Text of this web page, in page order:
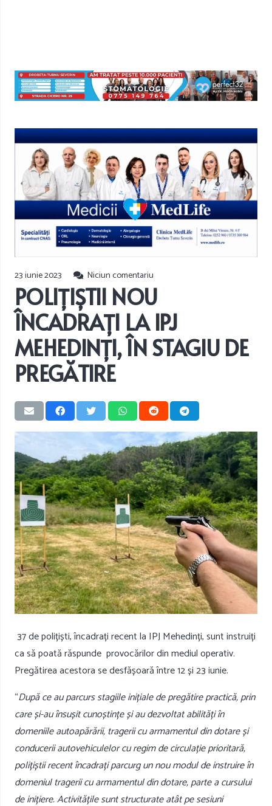
23 iunie 2023 Niciun comentariu
POLIȚIȘTII NOU
ÎNCADRAȚI LA IPJ
MEHEDINȚI, ÎN STAGIU DE
PREGĂTIRE
37 de polițiști, încadrați recent la IPJ Mehedinți, sunt instruiți
ca să poată răspunde provocărilor din mediul operativ.
Pregătirea acestora se desfășoară între 12 și 23 iunie.
“După ce au parcurs stagiile inițiale de pregătire practică, prin
care și-au însușit cunoștințe și au dezvoltat abilități în
domeniile autoapărării, tragerii cu armamentul din dotare și
conducerii autovehiculelor cu regim de circulație prioritară,
polițiștii recent încadrați parcurg un nou modul de instruire în
domeniul tragerii cu armamentul din dotare, parte a cursului
de inițiere. Activitățile sunt structurate atât pe sesiuni